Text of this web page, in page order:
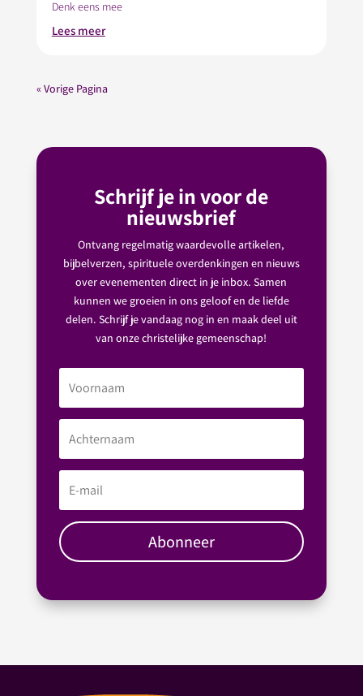
Denk eens mee
Lees meer
« Vorige Pagina
Schrijf je in voor de
nieuwsbrief
Ontvang regelmatig waardevolle artikelen,
bijbelverzen, spirituele overdenkingen en nieuws
over evenementen direct in je inbox. Samen
kunnen we groeien in ons geloof en de liefde
delen. Schrijf je vandaag nog in en maak deel uit
van onze christelijke gemeenschap!
Abonneer